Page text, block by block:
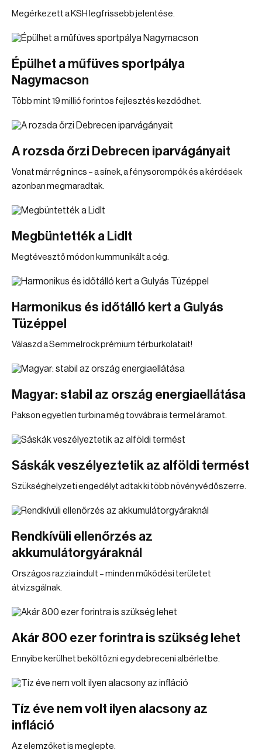
Megérkezett a KSH legfrissebb jelentése.
Épülhet a műfüves sportpálya
Nagymacson
Több mint 19 millió forintos fejlesztés kezdődhet.
A rozsda őrzi Debrecen iparvágányait
Vonat már rég nincs – a sínek, a fénysorompók és a kérdések
azonban megmaradtak.
Megbüntették a Lidlt
Megtévesztő módon kummunikált a cég.
Harmonikus és időtálló kert a Gulyás
Tüzéppel
Válaszd a Semmelrock prémium térburkolatait!
Magyar: stabil az ország energiaellátása
Pakson egyetlen turbina még tovvábra is termel áramot.
Sáskák veszélyeztetik az alföldi termést
Szükséghelyzeti engedélyt adtak ki több növényvédőszerre.
Rendkívüli ellenőrzés az
akkumulátorgyáraknál
Országos razzia indult – minden működési területet
átvizsgálnak.
Akár 800 ezer forintra is szükség lehet
Ennyibe kerülhet beköltözni egy debreceni albérletbe.
Tíz éve nem volt ilyen alacsony az
infláció
Az elemzőket is meglepte.